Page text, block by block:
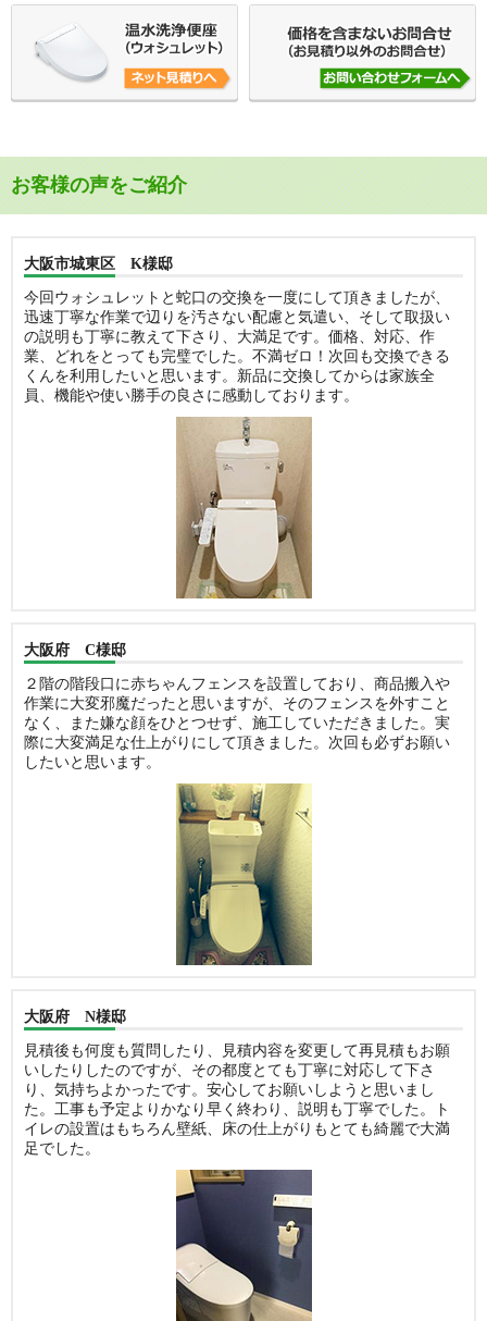
お客様の声をご紹介
大阪市城東区 K様邸
今回ウォシュレットと蛇口の交換を一度にして頂きましたが、
迅速丁寧な作業で辺りを汚さない配慮と気遣い、そして取扱い
の説明も丁寧に教えて下さり、大満足です。価格、対応、作
業、どれをとっても完璧でした。不満ゼロ！次回も交換できる
くんを利用したいと思います。新品に交換してからは家族全
員、機能や使い勝手の良さに感動しております。
大阪府 C様邸
２階の階段口に赤ちゃんフェンスを設置しており、商品搬入や
作業に大変邪魔だったと思いますが、そのフェンスを外すこと
なく、また嫌な顔をひとつせず、施工していただきました。実
際に大変満足な仕上がりにして頂きました。次回も必ずお願い
したいと思います。
大阪府 N様邸
見積後も何度も質問したり、見積内容を変更して再見積もお願
いしたりしたのですが、その都度とても丁寧に対応して下さ
り、気持ちよかったです。安心してお願いしようと思いまし
た。工事も予定よりかなり早く終わり、説明も丁寧でした。ト
イレの設置はもちろん壁紙、床の仕上がりもとても綺麗で大満
足でした。